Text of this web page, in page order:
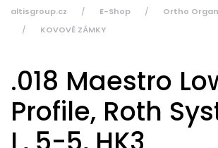
altisgroup.cz E-Shop Ortho
KOVOVÉ ZÁMKY
.018 Maestro
Profile, Roth